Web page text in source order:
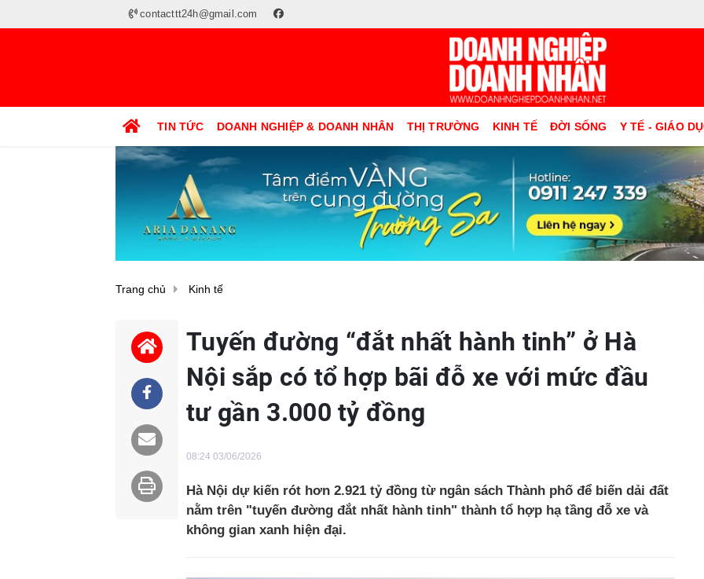
contacttt24h@gmail.com
TIN TỨC DOANH NGHIỆP & DOANH NHÂN THỊ TRƯỜNG KINH TẾ ĐỜI SỐNG Y TẾ - GIÁO
Trang chủ Kinh tế
Tuyến đường “đắt nhất hành tinh” ở Hà
Nội sắp có tổ hợp bãi đỗ xe với mức đầu
tư gần 3.000 tỷ đồng
08:24 03/06/2026
Hà Nội dự kiến rót hơn 2.921 tỷ đồng từ ngân sách Thành phố để biến dải đất
nằm trên "tuyến đường đắt nhất hành tinh" thành tổ hợp hạ tầng đỗ xe và
không gian xanh hiện đại.